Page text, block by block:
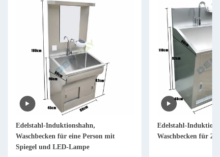
Edelstahl-Induktionshahn,
Waschbecken für eine Person mit
Spiegel und LED-Lampe
Edelstahl-
Waschbecken für 2